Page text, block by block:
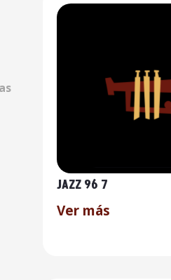
JAZZ 96 7
Ver más